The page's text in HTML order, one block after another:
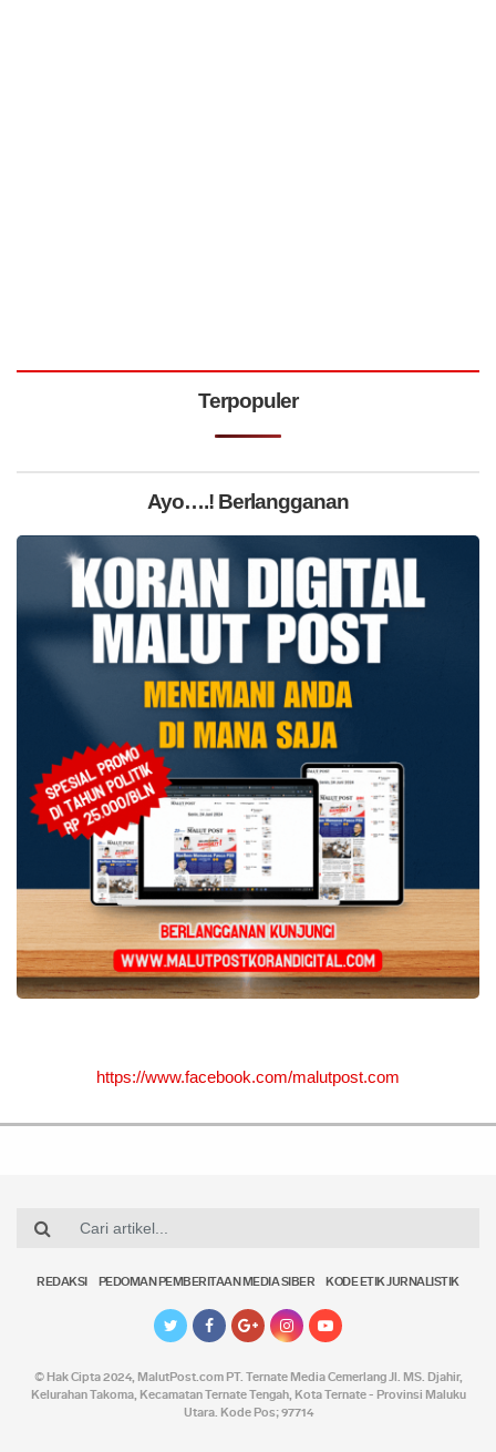
Terpopuler
Ayo….! Berlangganan
https://www.facebook.com/malutpost.com
REDAKSI PEDOMAN PEMBERITAAN MEDIA SIBER KODE ETIK JURNALISTIK
© Hak Cipta 2024, MalutPost.comPT. Ternate Media Cemerlang Jl. MS. Djahir,
Kelurahan Takoma, Kecamatan Ternate Tengah, Kota Ternate - Provinsi Maluku
Utara. Kode Pos; 97714